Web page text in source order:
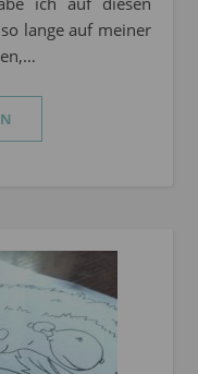
lange auf meiner